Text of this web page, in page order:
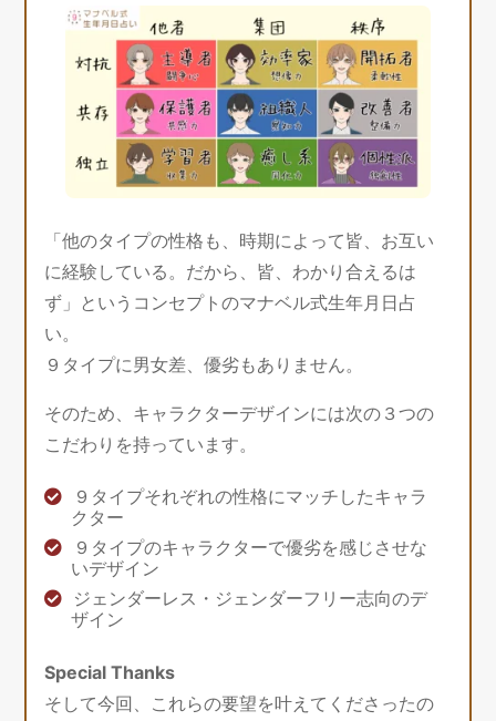
「他のタイプの性格も、時期によって皆、お互い
に経験している。だから、皆、わかり合えるは
ず」というコンセプトのマナベル式生年月日占
い。
９タイプに男女差、優劣もありません。
そのため、キャラクターデザインには次の３つの
こだわりを持っています。
９タイプそれぞれの性格にマッチしたキャラ
クター
９タイプのキャラクターで優劣を感じさせな
いデザイン
ジェンダーレス・ジェンダーフリー志向のデ
ザイン
Special Thanks
そして今回、これらの要望を叶えてくださったの